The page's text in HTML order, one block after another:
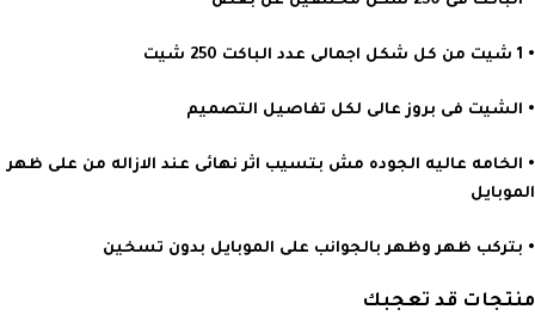
• 1 شيت من كل شكل اجمالى عدد الباكت 250 شيت
• الشيت فى بروز عالى لكل تفاصيل التصميم
• الخامه عاليه الجوده مش بتسيب اثر نهائى عند الازاله من على ظهر
الموبايل
• بتركب ظهر وظهر بالجوانب على الموبايل بدون تسخين
منتجات قد تعجبك